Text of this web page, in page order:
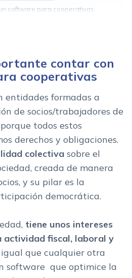
software para cooperativas
para tu cooperativa
contar con
cooperativas
entidades formadas a
de socios/trabajadores de
todos estos
derechos y obligaciones.
colectiva sobre el
creada de manera
y su pilar es la
democrática.
tiene unos intereses
actividad fiscal, laboral y
igual que cualquier otra
software que optimice la